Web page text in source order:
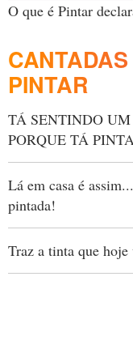
O que é Pintar
PINTAR
TÁ SENTINDO
PORQUE TÁ
Lá em casa é
pintada!
Traz a tinta que